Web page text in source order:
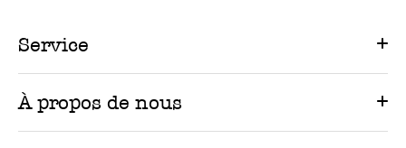
Service
À propos de nous